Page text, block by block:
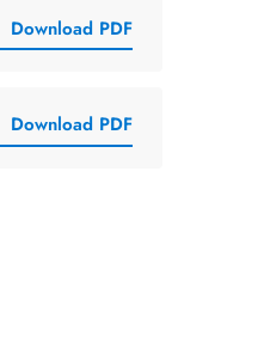
Download PDF
Download PDF